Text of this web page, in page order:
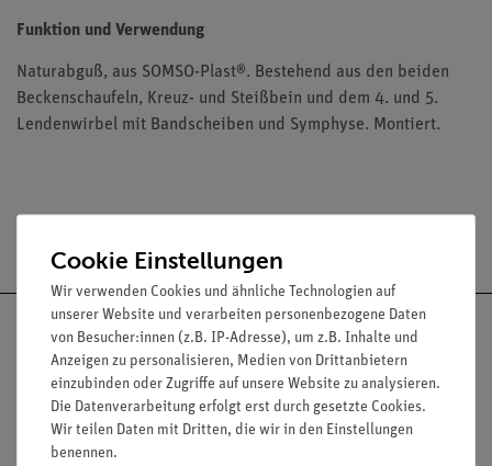
Funktion und Verwendung
Naturabguß, aus SOMSO-Plast®. Bestehend aus den beiden
Beckenschaufeln, Kreuz- und Steißbein und dem 4. und 5.
Lendenwirbel mit Bandscheiben und Symphyse. Montiert.
Nach oben
Cookie Einstellungen
Wir verwenden Cookies und ähnliche Technologien auf
unserer Website und verarbeiten personenbezogene Daten
von Besucher:innen (z.B. IP-Adresse), um z.B. Inhalte und
Anzeigen zu personalisieren, Medien von Drittanbietern
einzubinden oder Zugriffe auf unsere Website zu analysieren.
Die Datenverarbeitung erfolgt erst durch gesetzte Cookies.
Wir teilen Daten mit Dritten, die wir in den Einstellungen
benennen.